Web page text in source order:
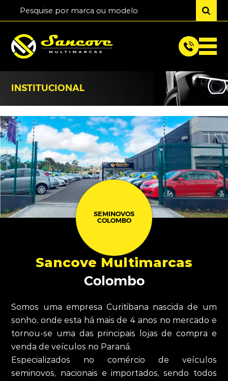
INSTITUCIONAL
Sancove Multimarcas
Colombo
Somos uma empresa Curitibana nascida de um
sonho, onde esta há mais de 4 anos no mercado e
tornou-se uma das principais lojas de compra e
venda de veículos no Paraná.
Especializados no comércio de veículos
seminovos, nacionais e importados, sendo todos
SEMINOVOS
COLOMBO